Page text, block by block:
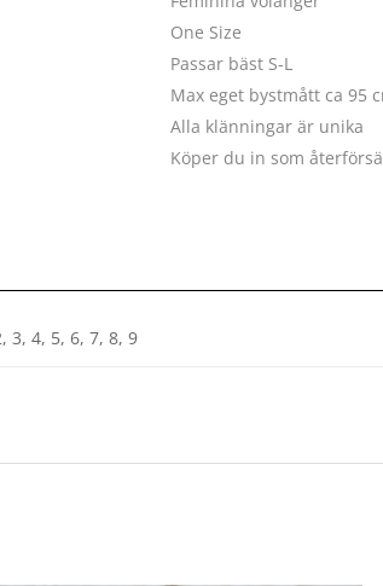
One Size
Passar bäst S-L
Max eget bystmått ca 95
Alla klänningar är unika
Köper du in som
3, 4, 5, 6, 7, 8, 9